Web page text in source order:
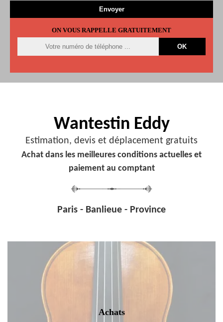
ON VOUS RAPPELLE GRATUITEMENT
Wantestin Eddy
Estimation, devis et déplacement gratuits
Achat dans les meilleures conditions actuelles et
paiement au comptant
Paris - Banlieue - Province
Achats